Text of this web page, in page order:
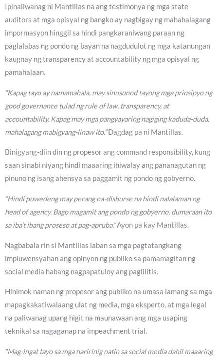
Ipinaliwanag ni Mantillas na ang testimonya ng mga state
auditors at mga opisyal ng bangko ay nagbigay ng mahahalagang
impormasyon hinggil sa hindi pangkaraniwang paraan ng
paglalabas ng pondo ng bayan na nagdudulot ng mga katanungan
kaugnay ng transparency at accountability ng mga opisyal ng
pamahalaan.
“Kapag tayo ay namamahala, may sinusunod tayong mga prinsipyo ng
good governance tulad ng rule of law, transparency, at
accountability. Kapag may mga pangyayaring nagiging kaduda-duda,
mahalagang mabigyang-linaw ito.”Dagdag pa ni Mantillas.
Binigyang-diin din ng propesor ang command responsibility, kung
saan sinabi niyang hindi maaaring ihiwalay ang pananagutan ng
pinuno ng isang ahensya sa paggamit ng pondo ng gobyerno.
“Hindi puwedeng may perang na-disburse na hindi nalalaman ng
head of agency. Bago magamit ang pondo ng gobyerno, dumaraan ito
sa iba’t ibang proseso at pag-apruba.”Ayon pa kay Mantillas.
Nagbabala rin si Mantillas laban sa mga pagtatangkang
impluwensyahan ang opinyon ng publiko sa pamamagitan ng
social media habang nagpapatuloy ang paglilitis.
Hinimok naman ng propesor ang publiko na umasa lamang sa mga
mapagkakatiwalaang ulat ng media, mga eksperto, at mga legal
na paliwanag upang higit na maunawaan ang mga usaping
teknikal sa nagaganap na impeachment trial.
“Mag-ingat tayo sa mga naririnig natin sa social media dahil maaaring